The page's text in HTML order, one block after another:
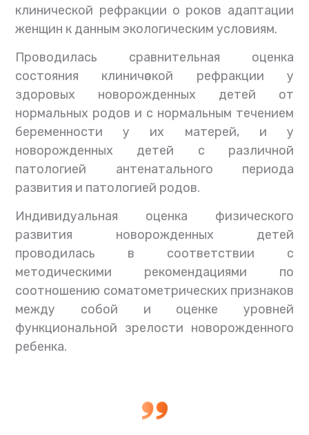
клинической рефракции о роков адаптации
женщин к данным экологическим условиям.
Проводилась сравнительная оценка
состояния клиничѳокой рефракции у
здоровых новорожденных детей от
нормальных родов и с нормальным течением
беременности у их матерей, и у
новорожденных детей с различной
патологией антенатального периода
развития и патологией родов.
Индивидуальная оценка физического
развития новорожденных детей
проводилась в соответствии с
методическими рекомендациями по
соотношению соматометрических признаков
между собой и оценке уровней
функциональной зрелости новорожденного
ребенка.